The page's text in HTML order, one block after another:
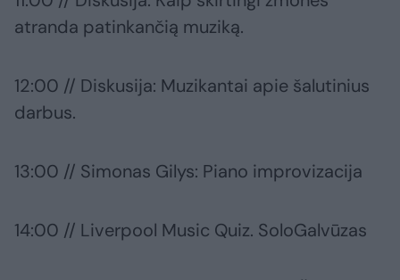
atranda patinkančią muziką.
12:00 // Diskusija: Muzikantai apie šalutinius
darbus.
13:00 // Simonas Gilys: Piano improvizacija
14:00 // Liverpool Music Quiz. SoloGalvūzas